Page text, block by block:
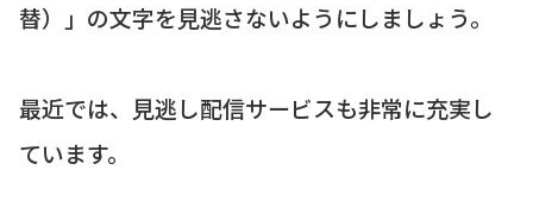
替）」の文字を見逃さないようにしましょう。
最近では、見逃し配信サービスも非常に充実し
ています。